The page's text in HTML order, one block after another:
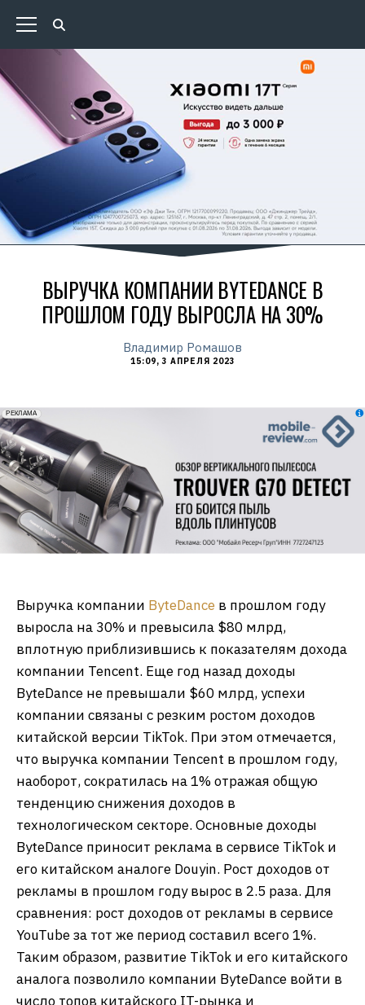
ВЫРУЧКА КОМПАНИИ BYTEDANCE В
ПРОШЛОМ ГОДУ ВЫРОСЛА НА 30%
Владимир Ромашов
15:09, 3 АПРЕЛЯ 2023
erid: 2VfnxxmNzs5
РЕКЛАМА
Выручка компании ByteDance в прошлом году
выросла на 30% и превысила $80 млрд,
вплотную приблизившись к показателям дохода
компании Tencent. Еще год назад доходы
ByteDance не превышали $60 млрд, успехи
компании связаны с резким ростом доходов
китайской версии TikTok. При этом отмечается,
что выручка компании Tencent в прошлом году,
наоборот, сократилась на 1% отражая общую
тенденцию снижения доходов в
технологическом секторе. Основные доходы
ByteDance приносит реклама в сервисе TikTok и
его китайском аналоге Douyin. Рост доходов от
рекламы в прошлом году вырос в 2.5 раза. Для
сравнения: рост доходов от рекламы в сервисе
YouTube за тот же период составил всего 1%.
Таким образом, развитие TikTok и его китайского
аналога позволило компании ByteDance войти в
число топов китайского IT-рынка и